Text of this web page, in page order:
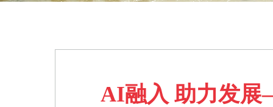
AI融入 助力发